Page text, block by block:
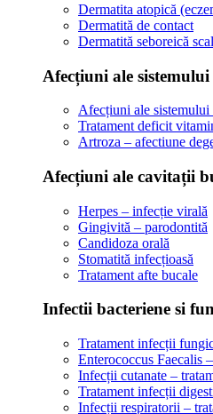
Dermatita atopică
Dermatită de contact
Dermatită seboreică
Afecțiuni ale
Afecțiuni ale sistemului
Tratament deficit
Artroza – afectiune
Afecțiuni ale cavitații
Herpes – infecție virală
Gingivită – parodontită
Candidoza orală
Stomatită infecțioasă
Tratament afte bucale
Infectii bacteriene si
Tratament infecții
Enterococcus Faecalis
Infecții cutanate –
Tratament infecții
Infecții respiratorii –